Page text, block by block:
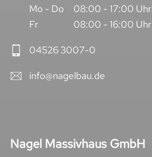
Mo - Do
08:00 - 17:00 Uhr
Fr
08:00 - 16:00 Uhr
04526 3007-0
info@nagelbau.de
Nagel Massivhaus GmbH